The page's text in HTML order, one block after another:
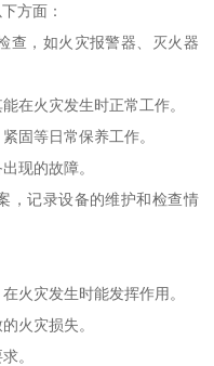
方面：
查，如火灾报警器、灭火器
在火灾发生时正常工作。
固等日常保养工作。
现的故障。
，记录设备的维护和检查情
火灾发生时能发挥作用。
火灾损失。
。